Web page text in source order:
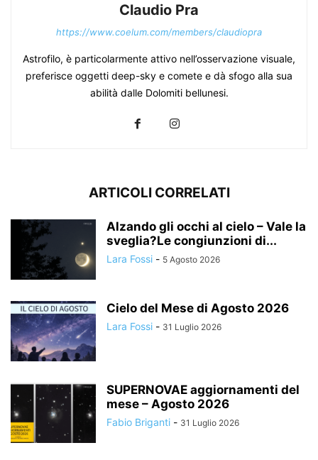
Claudio Pra
https://www.coelum.com/members/claudiopra
Astrofilo, è particolarmente attivo nell’osservazione visuale,
preferisce oggetti deep-sky e comete e dà sfogo alla sua
abilità dalle Dolomiti bellunesi.
ARTICOLI CORRELATI
Alzando gli occhi al cielo – Vale la
sveglia?Le congiunzioni di...
Lara Fossi - 5 Agosto 2026
Cielo del Mese di Agosto 2026
Lara Fossi - 31 Luglio 2026
SUPERNOVAE aggiornamenti del
mese – Agosto 2026
Fabio Briganti - 31 Luglio 2026